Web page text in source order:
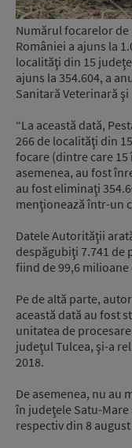
Numărul focarelor
României a ajuns la
localităţi din 15
ajuns la 354.604, a
Sanitară Veterinară
“La această dată,
266 de localităţi din
focare (dintre care
asemenea, au fost
au fost eliminaţi
menţionează într-un
Datele Autorităţii
despăgubiţi 7.741
fiind de 99,6 milioane
Pe de altă parte,
această dată au fost
unitatea de
judeţul Tulcea, şi-a
2018.
De asemenea, nu au
în judeţele Satu-Mare
respectiv din 8 august